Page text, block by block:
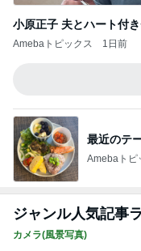
小原正子 夫とハート付き
Amebaトピックス 1日前
最近のテ
Amebaトピ
ジャンル人気記事
カメラ(風景写真)